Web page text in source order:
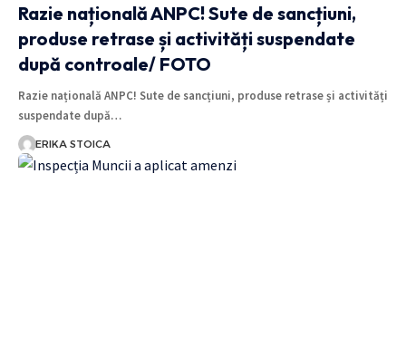
Razie națională ANPC! Sute de sancțiuni,
produse retrase și activități suspendate
după controale/ FOTO
Razie națională ANPC! Sute de sancțiuni, produse retrase și activități
suspendate după…
ERIKA STOICA